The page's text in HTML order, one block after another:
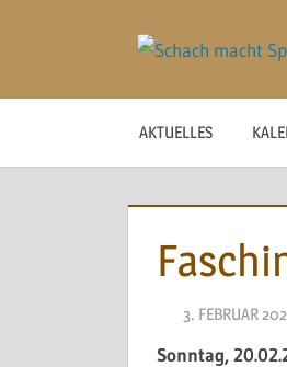
AKTUELLES
3. FEBRUAR
Sonntag,